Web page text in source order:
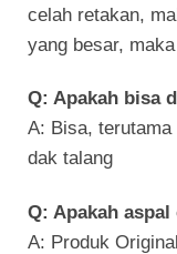
celah retakan,
yang besar,
Q: Apakah bisa
A: Bisa, terutama
dak talang
Q: Apakah
A: Produk